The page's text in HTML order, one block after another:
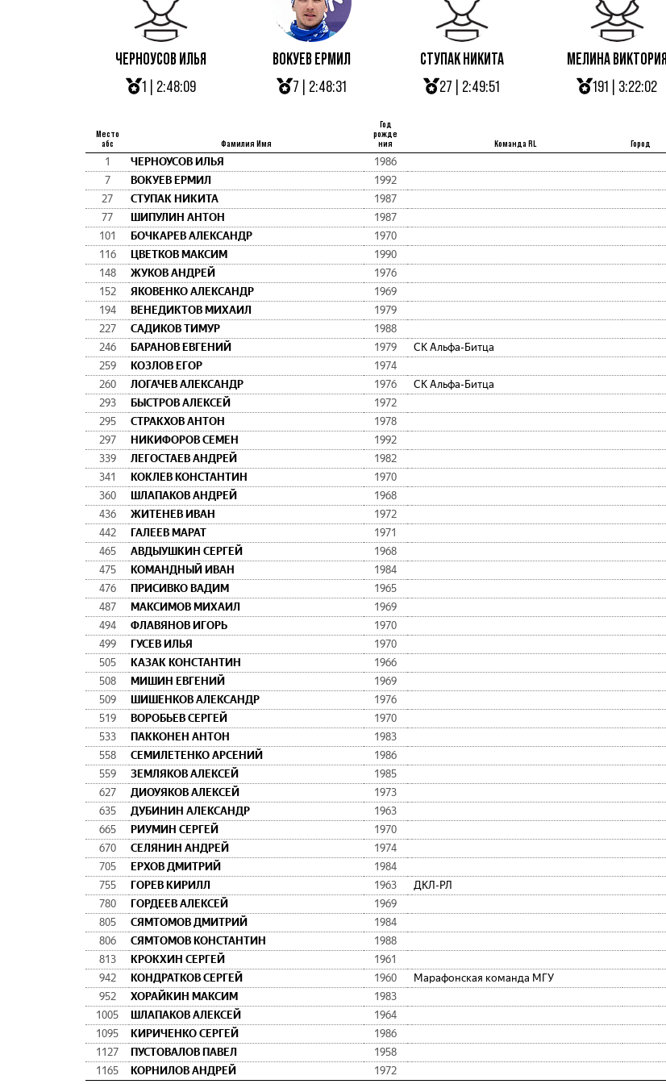
ЧЕРНОУСОВ ИЛЬЯ
1 | 2:48:09
ВОКУЕВ ЕРМИЛ
7 | 2:48:31
СТУПАК НИКИТА
27 | 2:49:51
МЕЛИНА ВИКТОРИЯ
191 | 3:22:02
Место
абс
Фамилия Имя
Год
рожде
ния
Команда RL Город
1 ЧЕРНОУСОВ ИЛЬЯ 1986
7
ВОКУЕВ ЕРМИЛ 1992
27
СТУПАК НИКИТА 1987
77
ШИПУЛИН АНТОН 1987
101
БОЧКАРЕВ АЛЕКСАНДР 1970
116
ЦВЕТКОВ МАКСИМ 1990
148
ЖУКОВ АНДРЕЙ 1976
152
ЯКОВЕНКО АЛЕКСАНДР 1969
194
ВЕНЕДИКТОВ МИХАИЛ 1979
227
САДИКОВ ТИМУР 1988
246
БАРАНОВ ЕВГЕНИЙ 1979 СК Альфа-Битца
259
КОЗЛОВ ЕГОР 1974
260
ЛОГАЧЕВ АЛЕКСАНДР 1976 СК Альфа-Битца
293
БЫСТРОВ АЛЕКСЕЙ 1972
295
СТРАКХОВ АНТОН 1978
297
НИКИФОРОВ СЕМЕН 1992
339
ЛЕГОСТАЕВ АНДРЕЙ 1982
341
КОКЛЕВ КОНСТАНТИН 1970
360
ШЛАПАКОВ АНДРЕЙ 1968
436
ЖИТЕНЕВ ИВАН 1972
442
ГАЛЕЕВ МАРАТ 1971
465
АВДЫУШКИН СЕРГЕЙ 1968
475
КОМАНДНЫЙ ИВАН 1984
476
ПРИСИВКО ВАДИМ 1965
487
МАКСИМОВ МИХАИЛ 1969
494
ФЛАВЯНОВ ИГОРЬ 1970
499
ГУСЕВ ИЛЬЯ 1970
505
КАЗАК КОНСТАНТИН 1966
508
МИШИН ЕВГЕНИЙ 1969
509
ШИШЕНКОВ АЛЕКСАНДР 1976
519
ВОРОБЬЕВ СЕРГЕЙ 1970
533
ПАККОНЕН АНТОН 1983
558
СЕМИЛЕТЕНКО АРСЕНИЙ 1986
559
ЗЕМЛЯКОВ АЛЕКСЕЙ 1985
627
ДИОУЯКОВ АЛЕКСЕЙ 1973
635
ДУБИНИН АЛЕКСАНДР 1963
665
РИУМИН СЕРГЕЙ 1970
670
СЕЛЯНИН АНДРЕЙ 1974
705
ЕРХОВ ДМИТРИЙ 1984
755
ГОРЕВ КИРИЛЛ 1963 ДКЛ-РЛ
780
ГОРДЕЕВ АЛЕКСЕЙ 1969
805
СЯМТОМОВ ДМИТРИЙ 1984
806
СЯМТОМОВ КОНСТАНТИН 1988
813
КРОКХИН СЕРГЕЙ 1961
942
КОНДРАТКОВ СЕРГЕЙ 1960 Марафонская команда МГУ
952
ХОРАЙКИН МАКСИМ 1983
1005
ШЛАПАКОВ АЛЕКСЕЙ 1964
1095
КИРИЧЕНКО СЕРГЕЙ 1986
1127
ПУСТОВАЛОВ ПАВЕЛ 1958
1165
КОРНИЛОВ АНДРЕЙ 1972